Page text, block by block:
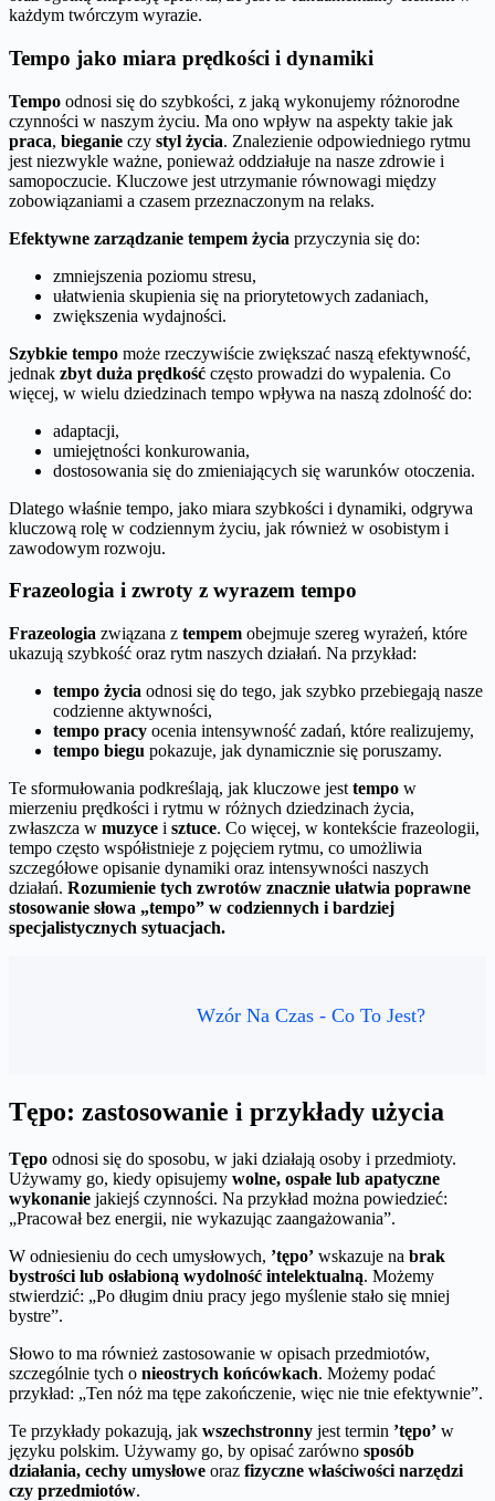
każdym twórczym wyrazie.
Tempo jako miara prędkości i dynamiki
Tempo odnosi się do szybkości, z jaką wykonujemy różnorodne
czynności w naszym życiu. Ma ono wpływ na aspekty takie jak
praca, bieganie czy styl życia. Znalezienie odpowiedniego rytmu
jest niezwykle ważne, ponieważ oddziałuje na nasze zdrowie i
samopoczucie. Kluczowe jest utrzymanie równowagi między
zobowiązaniami a czasem przeznaczonym na relaks.
Efektywne zarządzanie tempem życia przyczynia się do:
zmniejszenia poziomu stresu,
ułatwienia skupienia się na priorytetowych zadaniach,
zwiększenia wydajności.
Szybkie tempo może rzeczywiście zwiększać naszą efektywność,
jednak zbyt duża prędkość często prowadzi do wypalenia. Co
więcej, w wielu dziedzinach tempo wpływa na naszą zdolność do:
adaptacji,
umiejętności konkurowania,
dostosowania się do zmieniających się warunków otoczenia.
Dlatego właśnie tempo, jako miara szybkości i dynamiki, odgrywa
kluczową rolę w codziennym życiu, jak również w osobistym i
zawodowym rozwoju.
Frazeologia i zwroty z wyrazem tempo
Frazeologia związana z tempem obejmuje szereg wyrażeń, które
ukazują szybkość oraz rytm naszych działań. Na przykład:
tempo życia odnosi się do tego, jak szybko przebiegają nasze
codzienne aktywności,
tempo pracy ocenia intensywność zadań, które realizujemy,
tempo biegu pokazuje, jak dynamicznie się poruszamy.
Te sformułowania podkreślają, jak kluczowe jest tempo w
mierzeniu prędkości i rytmu w różnych dziedzinach życia,
zwłaszcza w muzyce i sztuce. Co więcej, w kontekście frazeologii,
tempo często współistnieje z pojęciem rytmu, co umożliwia
szczegółowe opisanie dynamiki oraz intensywności naszych
działań. Rozumienie tych zwrotów znacznie ułatwia poprawne
stosowanie słowa „tempo” w codziennych i bardziej
specjalistycznych sytuacjach.
Wzór Na Czas - Co To Jest?
Tępo: zastosowanie i przykłady użycia
Tępo odnosi się do sposobu, w jaki działają osoby i przedmioty.
Używamy go, kiedy opisujemy wolne, ospałe lub apatyczne
wykonanie jakiejś czynności. Na przykład można powiedzieć:
„Pracował bez energii, nie wykazując zaangażowania”.
W odniesieniu do cech umysłowych, ’tępo’ wskazuje na brak
bystrości lub osłabioną wydolność intelektualną. Możemy
stwierdzić: „Po długim dniu pracy jego myślenie stało się mniej
bystre”.
Słowo to ma również zastosowanie w opisach przedmiotów,
szczególnie tych o nieostrych końcówkach. Możemy podać
przykład: „Ten nóż ma tępe zakończenie, więc nie tnie efektywnie”.
Te przykłady pokazują, jak wszechstronny jest termin ’tępo’ w
języku polskim. Używamy go, by opisać zarówno sposób
działania, cechy umysłowe oraz fizyczne właściwości narzędzi
czy przedmiotów.